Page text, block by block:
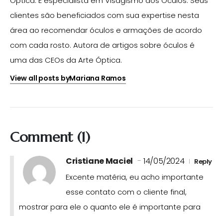
clientes são beneficiados com sua expertise nesta
área ao recomendar óculos e armações de acordo
com cada rosto. Autora de artigos sobre óculos é
uma das CEOs da Arte Óptica.
View all posts byMariana Ramos
Comment (1)
Cristiane Maciel 14/05/2024 Reply
Excente matéria, eu acho importante
esse contato com o cliente final,
mostrar para ele o quanto ele é importante para